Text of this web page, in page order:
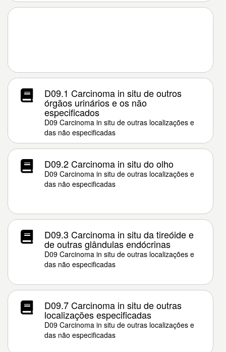
D09.1 Carcinoma in situ de outros
órgãos urinários e os não
especificados
D09 Carcinoma in situ de outras localizações e
das não especificadas
D09.2 Carcinoma in situ do olho
D09 Carcinoma in situ de outras localizações e
das não especificadas
D09.3 Carcinoma in situ da tireóide e
de outras glândulas endócrinas
D09 Carcinoma in situ de outras localizações e
das não especificadas
D09.7 Carcinoma in situ de outras
localizações especificadas
D09 Carcinoma in situ de outras localizações e
das não especificadas